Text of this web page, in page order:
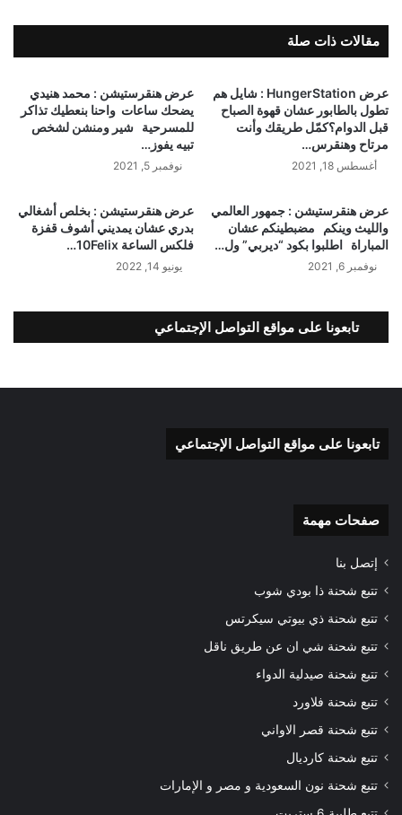
مقالات ذات صلة
عرض HungerStation : شايل هم
تطول بالطابور عشان قهوة الصباح
قبل الدوام؟كمّل طريقك وأنت
مرتاح وهنقرس…
أغسطس 18, 2021
عرض هنقرستيشن : محمد هنيدي
يضحك ساعات ⁣ واحنا بنعطيك تذاكر
للمسرحية ⁣ ⁣ شير ومنشن لشخص
تبيه يفوز…
نوفمبر 5, 2021
عرض هنقرستيشن : جمهور العالمي
والليث وينكم ⁣ ⁣ مضبطينكم عشان
المباراة ⁣ ⁣ اطلبوا بكود “ديربي” ول…
نوفمبر 6, 2021
عرض هنقرستيشن : بخلص أشغالي
بدري عشان يمديني أشوف قفزة
فلكس الساعة 10Felix…
يونيو 14, 2022
تابعونا على مواقع التواصل الإجتماعي
تابعونا على مواقع التواصل الإجتماعي
صفحات مهمة
إتصل بنا
تتبع شحنة ذا بودي شوب
تتبع شحنة ذي بيوتي سيكرتس
تتبع شحنة شي ان عن طريق ناقل
تتبع شحنة صيدلية الدواء
تتبع شحنة فلاورد
تتبع شحنة قصر الاواني
تتبع شحنة كارديال
تتبع شحنة نون السعودية و مصر و الإمارات